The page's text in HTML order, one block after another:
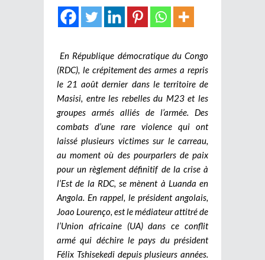
En République démocratique du Congo
(RDC), le crépitement des armes a repris
le 21 août dernier dans le territoire de
Masisi, entre les rebelles du M23 et les
groupes armés alliés de l’armée. Des
combats d’une rare violence qui ont
laissé plusieurs victimes sur le carreau,
au moment où des pourparlers de paix
pour un règlement définitif de la crise à
l’Est de la RDC, se mènent à Luanda en
Angola. En rappel, le président angolais,
Joao Lourenço, est le médiateur attitré de
l’Union africaine (UA) dans ce conflit
armé qui déchire le pays du président
Félix Tshisekedi depuis plusieurs années.